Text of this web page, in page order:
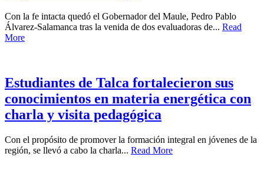
Con la fe intacta quedó el Gobernador del Maule, Pedro Pablo
Álvarez-Salamanca tras la venida de dos evaluadoras de... Read
More
Estudiantes de Talca fortalecieron sus
conocimientos en materia energética con
charla y visita pedagógica
Con el propósito de promover la formación integral en jóvenes de la
región, se llevó a cabo la charla... Read More